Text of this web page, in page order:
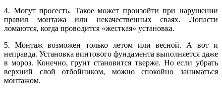
4. Могут просесть. Такое может произойти при нарушении
правил монтажа или некачественных сваях. Лопасти
ломаются, когда проводится «жесткая» установка.
5. Монтаж возможен только летом или весной. А вот и
неправда. Установка винтового фундамента выполняется даже
в мороз. Конечно, грунт становится тверже. Но если убрать
верхний слой отбойником, можно спокойно заниматься
монтажом.